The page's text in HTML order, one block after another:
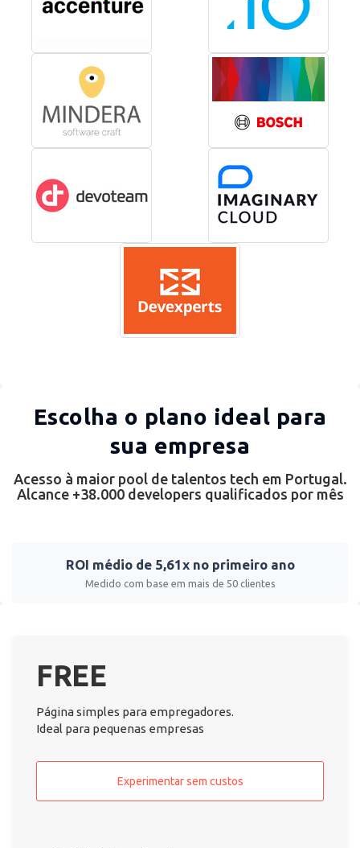
Escolha o plano ideal para
sua empresa
Acesso à maior pool de talentos tech em Portugal.
Alcance +38.000 developers qualificados por mês
ROI médio de 5,61x no primeiro ano
Medido com base em mais de 50 clientes
FREE
Página simples para empregadores.
Ideal para pequenas empresas
Experimentar sem custos